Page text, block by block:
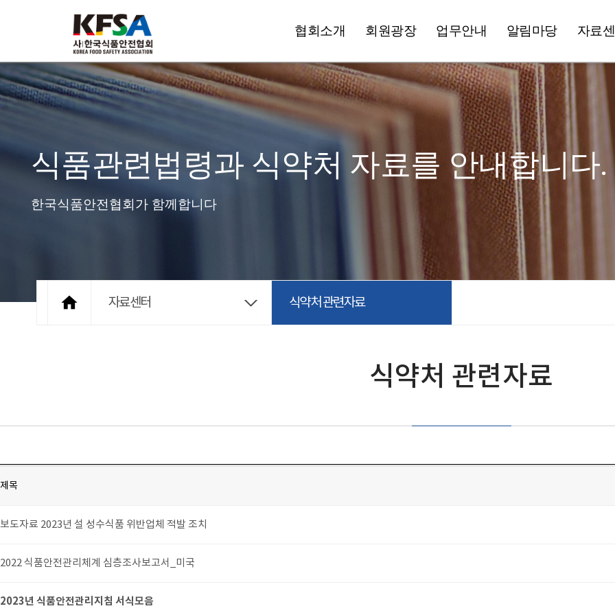
협회소개 회원광장 업무안내 알림마당 자료
식품관련법령과 식약처 자료를 안내합니다.
한국식품안전협회가 함께합니다
 자료센터 식약처 관련자료
식약처 관련자료
제목
보도자료 2023년 설 성수식품 위반업체 적발 조치
2022 식품안전관리체계 심층조사보고서_미국
2023년 식품안전관리지침 서식모음